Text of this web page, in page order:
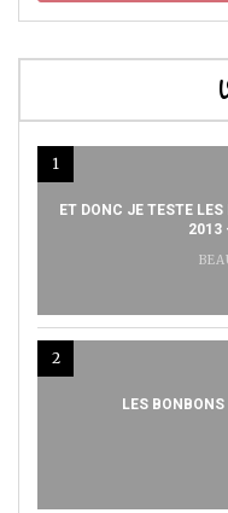
1
ET DONC JE TESTE
2013
2
LES